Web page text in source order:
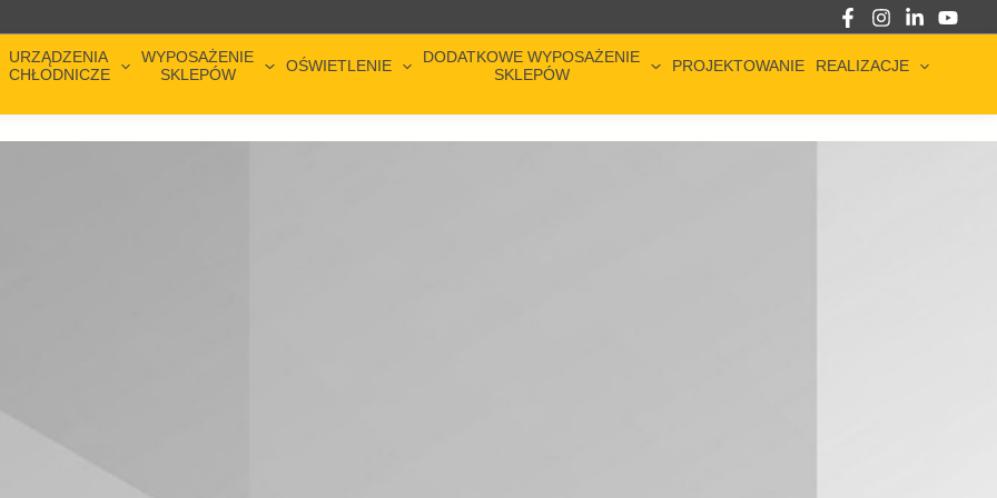
URZĄDZENIA
CHŁODNICZE
WYPOSAŻENIE
SKLEPÓW
OŚWIETLENIE
DODATKOWE WYPOSAŻENIE
SKLEPÓW
PROJEKTOWANIE
REALIZACJE